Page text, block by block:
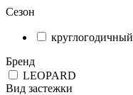
Сезон
круглогодичный
Бренд
LEOPARD
Вид застежки